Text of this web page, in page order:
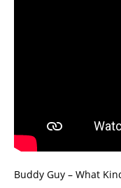
Buddy Guy – What